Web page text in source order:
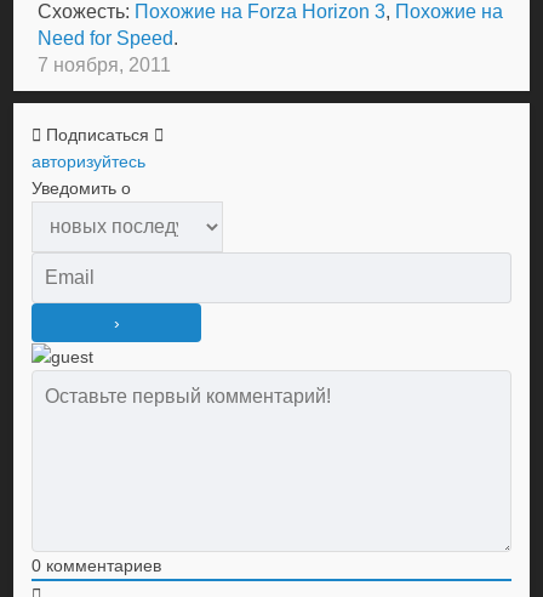
Схожесть: Похожие на Forza Horizon 3, Похожие на
Need for Speed.
7 ноября, 2011
Подписаться
авторизуйтесь
Уведомить о
0 комментариев